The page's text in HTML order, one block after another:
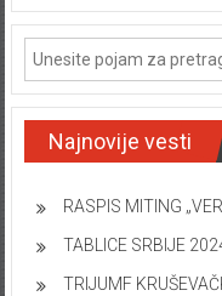
Najnovije vesti
RASPIS MITING
TABLICE SRBIJE
TRIJUMF